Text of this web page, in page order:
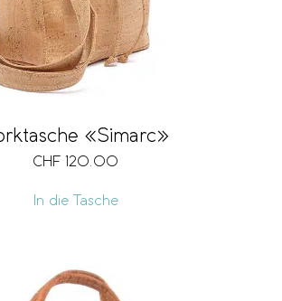
«Simarc»
CHF 120.00
In die Tasche